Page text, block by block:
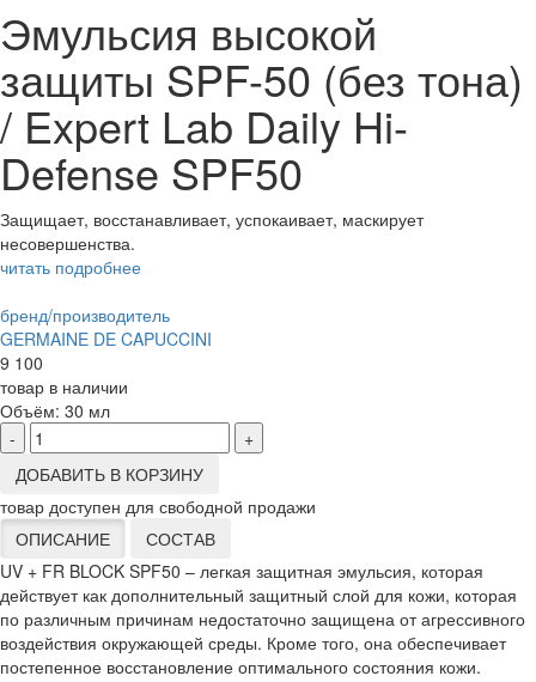
Эмульсия высокой
защиты SPF-50 (без тона)
/ Expert Lab Daily Hi-
Defense SPF50
Защищает, восстанавливает, успокаивает, маскирует
несовершенства.
читать подробнее
бренд/производитель
GERMAINE DE CAPUCCINI
9 100
товар в наличии
Объём: 30 мл
-
+
ДОБАВИТЬ В КОРЗИНУ
товар доступен для свободной продажи
ОПИСАНИЕ
СОСТАВ
UV + FR BLOCK SPF50 – легкая защитная эмульсия, которая
действует как дополнительный защитный слой для кожи, которая
по различным причинам недостаточно защищена от агрессивного
воздействия окружающей среды. Кроме того, она обеспечивает
постепенное восстановление оптимального состояния кожи.